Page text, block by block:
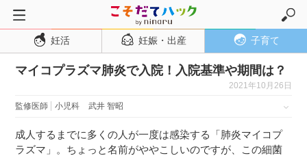
トップページ
妊活
妊娠初期
妊活 妊娠・出産 子育て
マイコプラズマ肺炎で入院！入院基準や期間は？
2021年10月26日
監修医師 小児科 武井 智昭
成人するまでに多くの人が一度は感染する「肺炎マイコプ
ラズマ」。ちょっと名前がややこしいのですが、この細菌